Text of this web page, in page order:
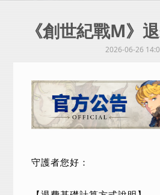
《創世紀戰M》
2026-06-26
守護者您好：